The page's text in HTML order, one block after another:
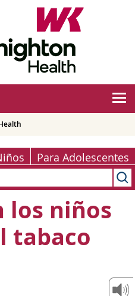
Para Adolescentes
los niños
tabaco